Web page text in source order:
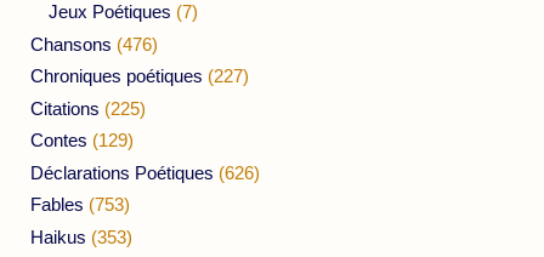
Jeux Poétiques (7)
Chansons (476)
Chroniques poétiques (227)
Citations (225)
Contes (129)
Déclarations Poétiques (626)
Fables (753)
Haikus (353)